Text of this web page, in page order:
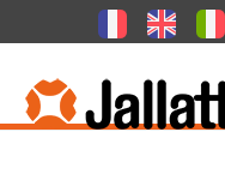
PRODOTTI >